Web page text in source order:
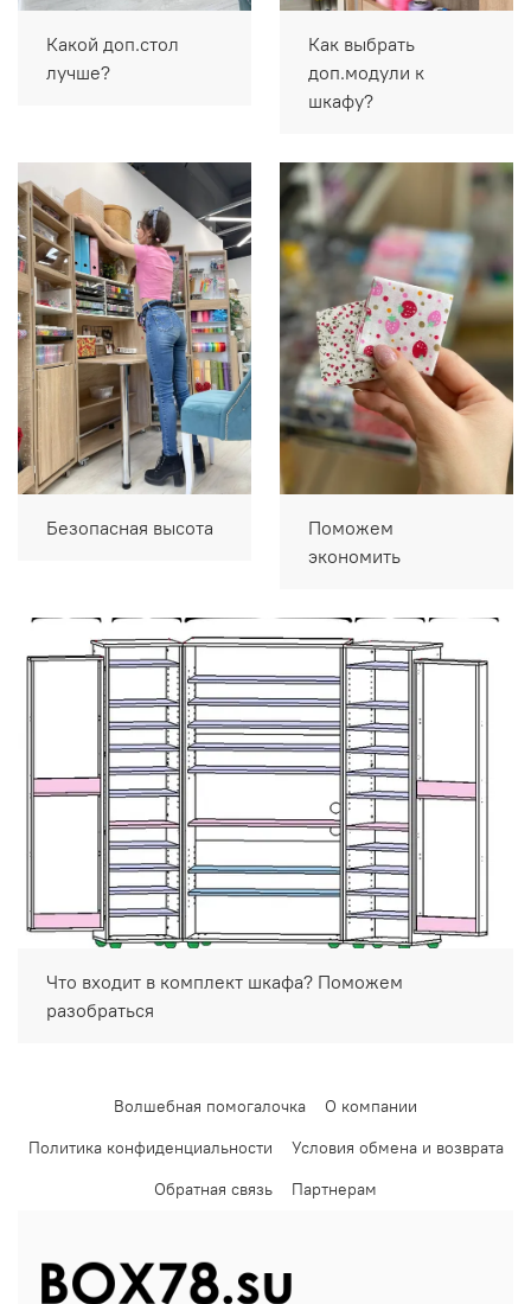
Какой доп.стол
лучше?
Как выбрать
доп.модули к
шкафу?
Безопасная высота
Поможем
экономить
Что входит в комплект шкафа? Поможем
разобраться
Волшебная помогалочка
О компании
Политика конфиденциальности
Условия обмена и возврата
Обратная связь
Партнерам